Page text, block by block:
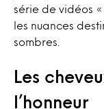
série de vidéos
les nuances
sombres.
Les
l’honneur